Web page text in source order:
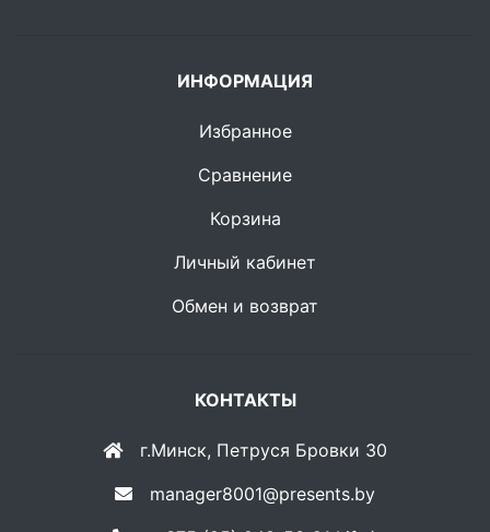
ИНФОРМАЦИЯ
Избранное
Сравнение
Корзина
Личный кабинет
Обмен и возврат
КОНТАКТЫ
г.Минск, Петруся Бровки 30
manager8001@presents.by